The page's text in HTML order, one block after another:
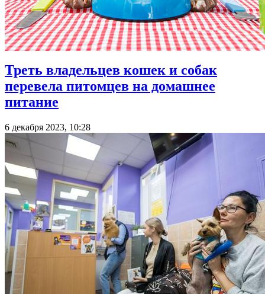
Треть владельцев кошек и собак
перевела питомцев на домашнее
питание
6 декабря 2023, 10:28